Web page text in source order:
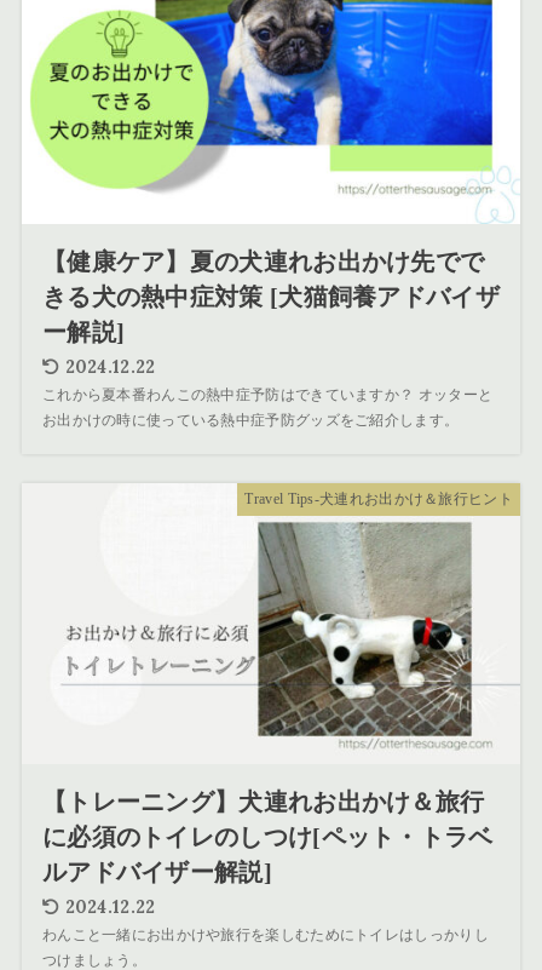
【健康ケア】夏の犬連れお出かけ先でで
きる犬の熱中症対策 [犬猫飼養アドバイザ
ー解説]
2024.12.22
これから夏本番わんこの熱中症予防はできていますか？ オッターと
お出かけの時に使っている熱中症予防グッズをご紹介します。
Travel Tips-犬連れお出かけ＆旅行ヒント
【トレーニング】犬連れお出かけ＆旅行
に必須のトイレのしつけ[ペット・トラベ
ルアドバイザー解説]
2024.12.22
わんこと一緒にお出かけや旅行を楽しむためにトイレはしっかりし
つけましょう。